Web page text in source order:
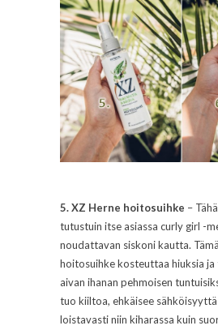
5. XZ Herne hoitosuihke –
tutustuin itse asiassa curly girl -
noudattavan siskoni kautta.
hoitosuihke kosteuttaa hiuksia ja
aivan ihanan pehmoisen
tuo kiiltoa, ehkäisee
loistavasti niin kiharassa kuin